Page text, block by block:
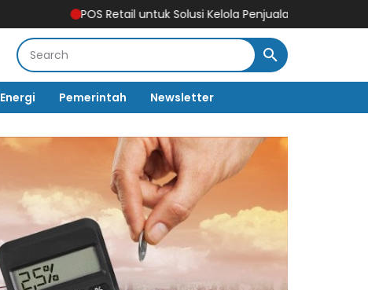
POS Retail untuk Solusi Kelola Penjualan, Stok, dan Multi-Outlet
Energi Pemerintah Newsletter